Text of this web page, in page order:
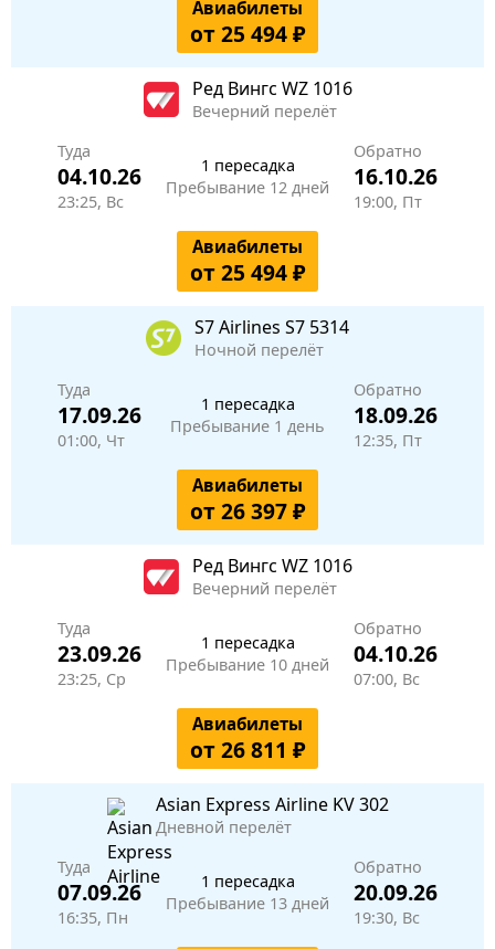
Авиабилеты
от 25 494 ₽
Ред Вингс WZ 1016
Вечерний перелёт
Туда
04.10.26
23:25, Вс
1 пересадка
Пребывание 12 дней
Обратно
16.10.26
19:00, Пт
Авиабилеты
от 25 494 ₽
S7 Airlines S7 5314
Ночной перелёт
Туда
17.09.26
01:00, Чт
1 пересадка
Пребывание 1 день
Обратно
18.09.26
12:35, Пт
Авиабилеты
от 26 397 ₽
Ред Вингс WZ 1016
Вечерний перелёт
Туда
23.09.26
23:25, Ср
1 пересадка
Пребывание 10 дней
Обратно
04.10.26
07:00, Вс
Авиабилеты
от 26 811 ₽
Asian Express Airline KV 302
Дневной перелёт
Туда
07.09.26
16:35, Пн
1 пересадка
Пребывание 13 дней
Обратно
20.09.26
19:30, Вс